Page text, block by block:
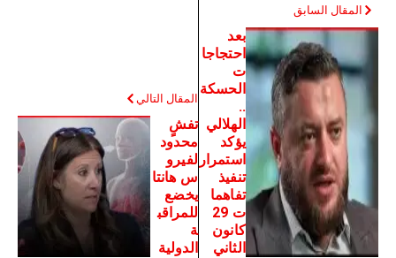
المقال السابق
بعد
احتجاجا
ت
الحسكة
..
الهلالي
يؤكد
استمرار
تنفيذ
تفاهما
ت 29
كانون
الثاني
المقال التالي
تفشٍ
محدود
لفيرو
س هانتا
يخضع
للمراقب
ة
الدولية